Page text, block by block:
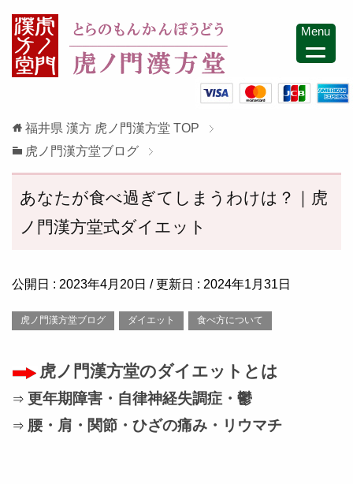
福井県 漢方 虎ノ門漢方堂 TOP
虎ノ門漢方堂ブログ
あなたが食べ過ぎてしまうわけは？｜虎
ノ門漢方堂式ダイエット
公開日 : 2023年4月20日 / 更新日 : 2024年1月31日
虎ノ門漢方堂ブログ ダイエット 食べ方について
虎ノ門漢方堂のダイエットとは
⇒ 更年期障害・自律神経失調症・鬱
⇒ 腰・肩・関節・ひざの痛み・リウマチ
Menu